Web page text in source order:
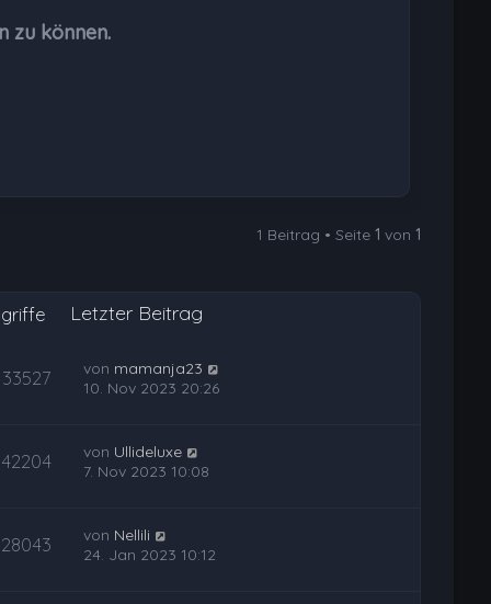
zu können.
1 Beitrag • Seite1 von1
Letzter Beitrag
33527 von mamanja23
10. Nov 2023 20:26
42204 von Ullideluxe
7. Nov 2023 10:08
28043 von Nellili
24. Jan 2023 10:12